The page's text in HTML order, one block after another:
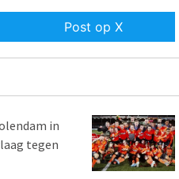
Post op X
in
tegen